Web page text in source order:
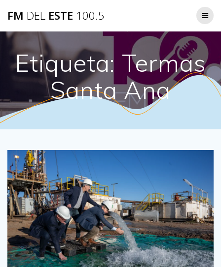
FM DEL ESTE 100.5
Etiqueta: Termas
Santa Ana